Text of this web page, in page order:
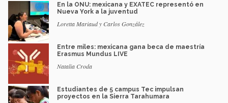
En la ONU: mexicana y EXATEC representó en
Nueva York a la juventud
Loretta Mariaud y Carlos González
Entre miles: mexicana gana beca de maestría
Erasmus Mundus LIVE
Natalia Croda
Estudiantes de 5 campus Tec impulsan
proyectos en la Sierra Tarahumara